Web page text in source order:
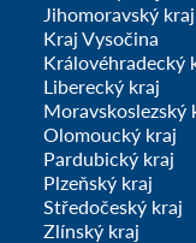
Jihomoravský kraj
Kraj Vysočina
Královéhradecký
Liberecký kraj
Moravskoslezský
Olomoucký kraj
Pardubický kraj
Plzeňský kraj
Středočeský kraj
Zlínský kraj